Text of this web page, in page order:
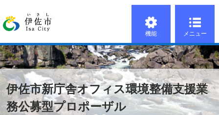
機能 メニュー
伊佐市新庁舎オフィス環境整備支援業
務公募型プロポーザル